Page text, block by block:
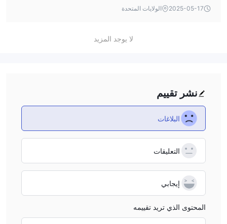
wide range of services. The company also provides digital
operations. However, the lack of regulation and limited
experiences despite these concerns.
2025-05-17
الولايات المتحدة
لا يوجد المزيد
نشر تقييم
البلاغات
التعليقات
إيجابي
المحتوى الذي تريد تقييمه